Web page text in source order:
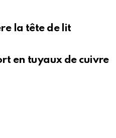
la tête de lit
en tuyaux de cuivre